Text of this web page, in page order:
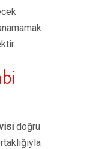
doğru